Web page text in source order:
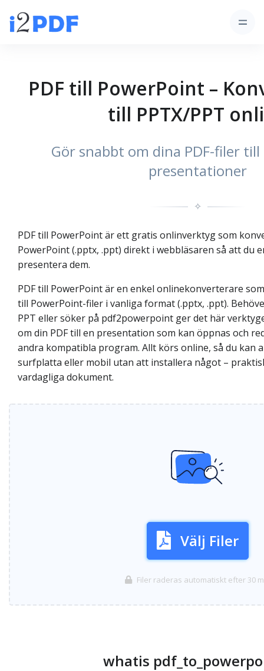
PDF till PowerPoint –
till PPTX/PPT
Gör snabbt om dina PDF-filer
presentationer
✧
PDF till PowerPoint är ett gratis onlinverktyg som
PowerPoint (.pptx, .ppt) direkt i webbläsaren så att du
presentera dem.
PDF till PowerPoint är en enkel onlinekonverterare
till PowerPoint-filer i vanliga format (.pptx, .ppt).
PPT eller söker på pdf2powerpoint ger det här
om din PDF till en presentation som kan öppnas och
andra kompatibla program. Allt körs online, så du kan
surfplatta eller mobil utan att installera något –
vardagliga dokument.
Välj Filer
Filer raderas automatiskt efter 30
whatis